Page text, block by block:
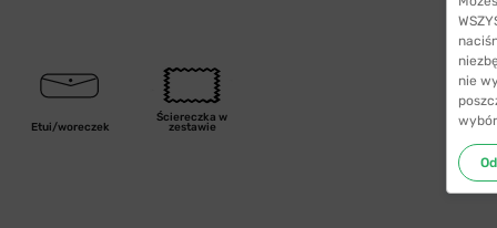
Etui/woreczek
Ściereczka w
zestawie
nie